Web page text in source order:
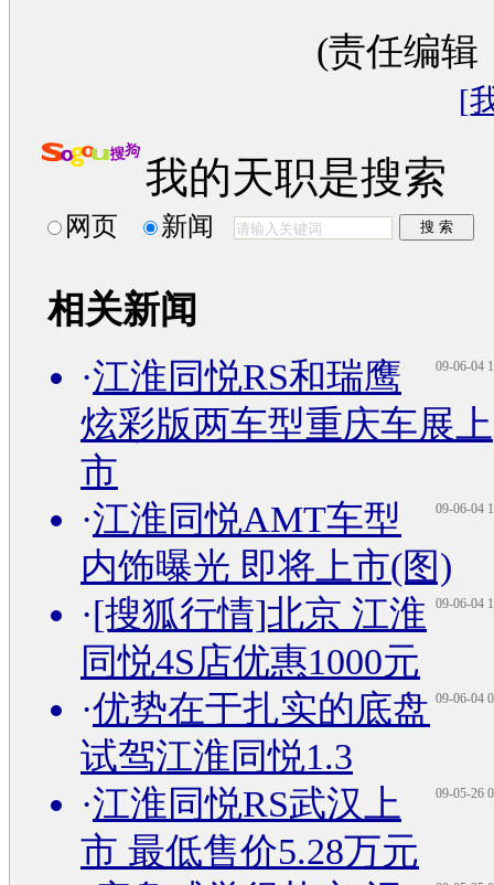
(责任编辑
[
我的天职是搜索
网页 新闻
相关新闻
09-06-04
·江淮同悦RS和瑞鹰
炫彩版两车型重庆车展上
市
09-06-04
·江淮同悦AMT车型
内饰曝光 即将上市(图)
09-06-04
·[搜狐行情]北京 江淮
同悦4S店优惠1000元
09-06-04
·优势在于扎实的底盘
试驾江淮同悦1.3
09-05-26
·江淮同悦RS武汉上
市 最低售价5.28万元